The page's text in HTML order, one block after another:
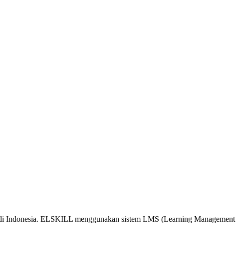
Indonesia. ELSKILL menggunakan sistem LMS (Learning Management